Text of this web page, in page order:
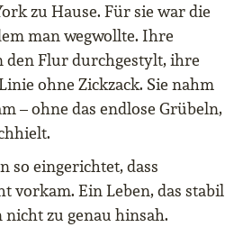
zu Hause. Für sie war die
man wegwollte. Ihre
den Flur durchgestylt, ihre
ohne Zickzack. Sie nahm
– ohne das endlose Grübeln,
so eingerichtet, dass
vorkam. Ein Leben, das stabil
zu genau hinsah.